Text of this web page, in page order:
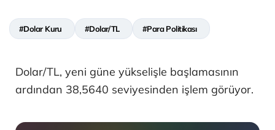
#Dolar Kuru #Dolar/TL #Para Politikası
Dolar/TL, yeni güne yükselişle başlamasının
ardından 38,5640 seviyesinden işlem görüyor.